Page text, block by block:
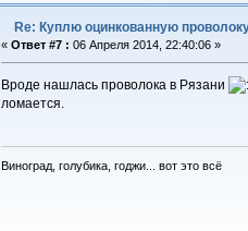
Re: Куплю оцинкованную
« Ответ #7 : 06 Апреля 2014, 22:40:06 »
Вроде нашлась проволока в Рязани
ломается.
Виноград, голубика, годжи... вот это всё